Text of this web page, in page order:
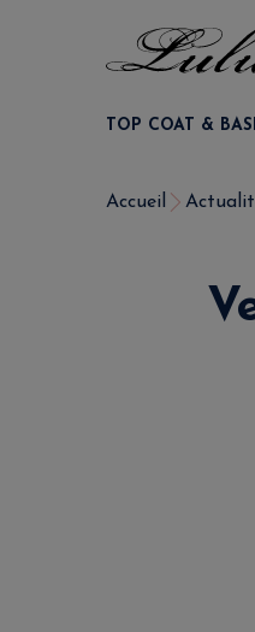
TOP COAT &
Accueil